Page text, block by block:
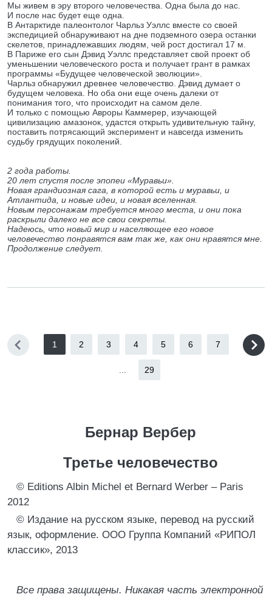
Мы живем в эру второго человечества. Одна была до нас.
И после нас будет еще одна.
В Антарктиде палеонтолог Чарльз Уэллс вместе со своей
экспедицией обнаруживают на дне подземного озера останки
скелетов, принадлежавших людям, чей рост достигал 17 м.
В Париже его сын Дэвид Уэллс представляет свой проект об
уменьшении человеческого роста и получает грант в рамках
программы «Будущее человеческой эволюции».
Чарльз обнаружил древнее человечество. Дэвид думает о
будущем человека. Но оба они еще очень далеки от
понимания того, что происходит на самом деле.
И только с помощью Авроры Каммерер, изучающей
цивилизацию амазонок, удастся открыть удивительную тайну,
поставить потрясающий эксперимент и навсегда изменить
судьбу грядущих поколений.
2 года работы.
20 лет спустя после эпопеи «Муравьи».
Новая грандиозная сага, в которой есть и муравьи, и
Атлантида, и новые идеи, и новая вселенная.
Новым персонажам требуется много места, и они пока
раскрыли далеко не все свои секреты.
Надеюсь, что новый мир и населяющее его новое
человечество понравятся вам так же, как они нравятся мне.
Продолжение следует.
1 2 3 4 5 6 7
29
Бернар Вербер
Третье человечество
© Editions Albin Michel et Bernard Werber – Paris
2012
© Издание на русском языке, перевод на русский
язык, оформление. ООО Группа Компаний «РИПОЛ
классик», 2013
Все права защищены. Никакая часть электронной